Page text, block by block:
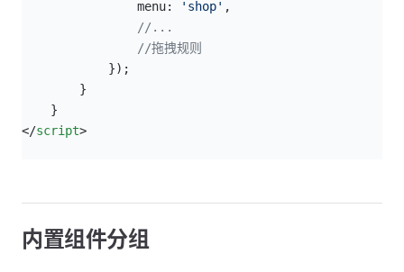
                menu:
'shop' ,
                //...
                //拖拽规则
            });
        }
    }
</script>
内置组件分组